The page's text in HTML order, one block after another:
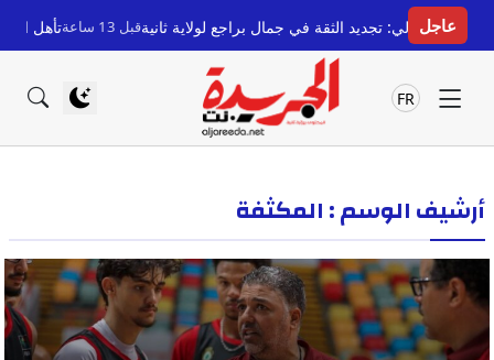
عاجل
تجديد الثقة في جمال براجع لولاية ثانيةقبل 13 ساعة تأهل المغرب
FR
أرشيف الوسم : المكثفة